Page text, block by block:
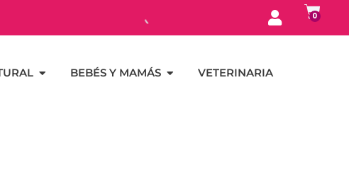
0
BEBÉS Y MAMÁS VETERINARIA